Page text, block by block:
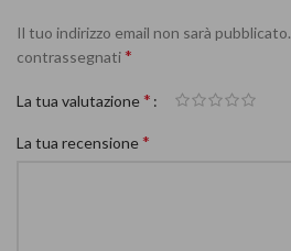
Il tuo indirizzo email non sarà pubblicato.
contrassegnati*
La tua valutazione*
La tua recensione*